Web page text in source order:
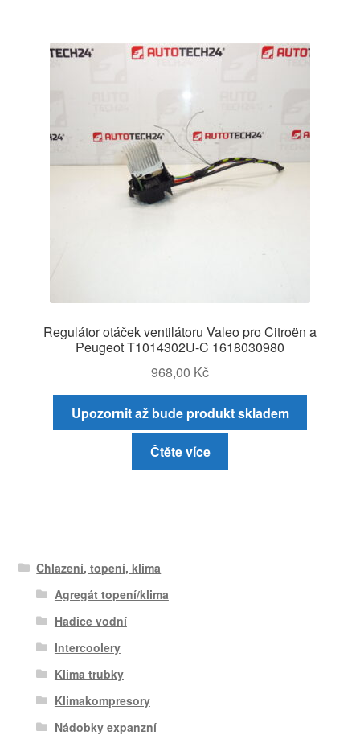
Regulátor otáček ventilátoru Valeo pro Citroën a
Peugeot T1014302U-C 1618030980
968,00 Kč
Upozornit až bude produkt skladem
Čtěte více
Chlazení, topení, klima
Agregát topení/klima
Hadice vodní
Intercoolery
Klima trubky
Klimakompresory
Nádobky expanzní